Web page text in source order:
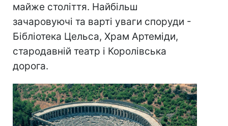
майже століття. Найбільш
зачаровуючі та варті уваги споруди -
Бібліотека Цельса, Храм Артеміди,
стародавній театр і Королівська
дорога.